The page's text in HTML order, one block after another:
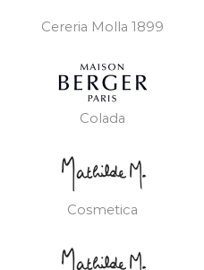
Cereria Molla 1899
Colada
Cosmetica